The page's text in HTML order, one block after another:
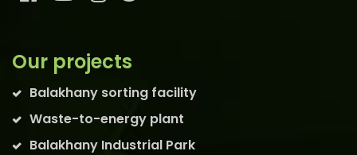
Our projects
Balakhany sorting facility
Waste-to-energy plant
Balakhany Industrial Park